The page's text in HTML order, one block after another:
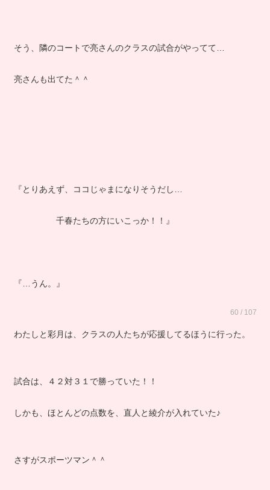
そう、隣のコートで亮さんのクラスの試合がやってて…
亮さんも出てた＾＾
『とりあえず、ココじゃまになりそうだし…
千春たちの方にいこっか！！』
『…うん。』
60 / 107
わたしと彩月は、クラスの人たちが応援してるほうに行った。
試合は、４２対３１で勝っていた！！
しかも、ほとんどの点数を、直人と綾介が入れていた♪
さすがスポーツマン＾＾